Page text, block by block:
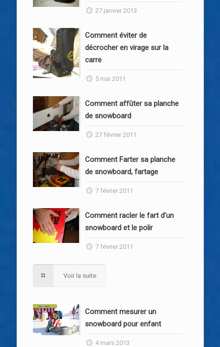
27 janvier 2013
Comment éviter de
décrocher en virage sur la
carre
5 mai 2011
Comment affûter sa planche
de snowboard
27 février 2011
Comment Farter sa planche
de snowboard, fartage
7 février 2011
Comment racler le fart d’un
snowboard et le polir
7 février 2011
Voir la suite
Comment mesurer un
snowboard pour enfant
4 mars 2013